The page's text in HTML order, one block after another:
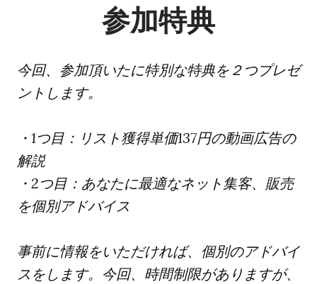
参加特典
今回、参加頂いたに特別な特典を２つプレゼ
ントします。
・1つ目：リスト獲得単価137円の動画広告の
解説
・2つ目：あなたに最適なネット集客、販売
を個別アドバイス
事前に情報をいただければ、個別のアドバイ
スをします。今回、時間制限がありますが、